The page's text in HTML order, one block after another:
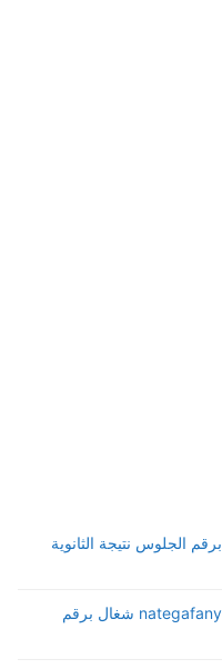
معرفة نتيجة الصف الثالث الثانوي 2026 برقم الجلوس نتيجة الثانوية
رابط نتيجة الدبلومات الفنية 2026 nategafany.emis شغال برقم